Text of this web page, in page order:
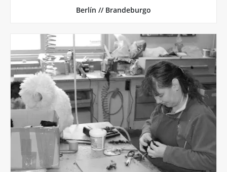
Berlín // Brandeburgo
Atelier Haussmann, Berlín // Brandeburgo
un aspecto fantástico, sino que además son muy
agradables al tacto. ¡Un trabajo artesanal magnífico!
Más de Meier . Germany